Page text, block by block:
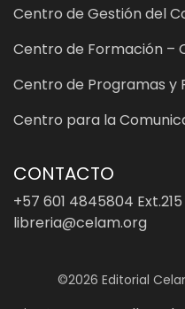
Centro de Gestión del
Centro de Formación –
Centro de Programas y
Centro para la
CONTACTO
+57 601 4845804 Ext.215
libreria@celam.org
©2026 Editorial